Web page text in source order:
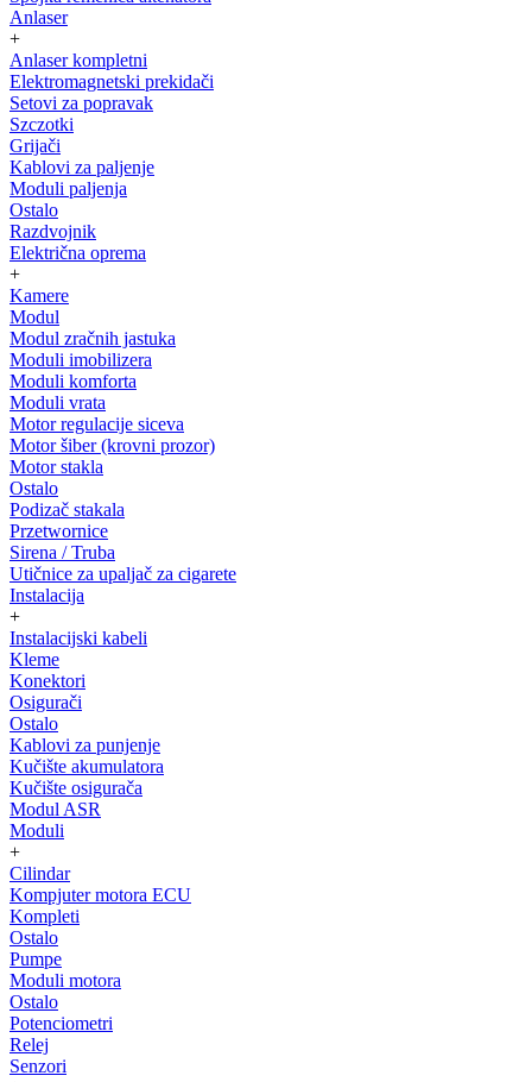
Anlaser
+
Anlaser kompletni
Elektromagnetski prekidači
Setovi za popravak
Szczotki
Grijači
Kablovi za paljenje
Moduli paljenja
Ostalo
Razdvojnik
Električna oprema
+
Kamere
Modul
Modul zračnih jastuka
Moduli imobilizera
Moduli komforta
Moduli vrata
Motor regulacije siceva
Motor šiber (krovni prozor)
Motor stakla
Ostalo
Podizač stakala
Przetwornice
Sirena / Truba
Utičnice za upaljač za cigarete
Instalacija
+
Instalacijski kabeli
Kleme
Konektori
Osigurači
Ostalo
Kablovi za punjenje
Kučište akumulatora
Kučište osigurača
Modul ASR
Moduli
+
Cilindar
Kompjuter motora ECU
Kompleti
Ostalo
Pumpe
Moduli motora
Ostalo
Potenciometri
Relej
Senzori